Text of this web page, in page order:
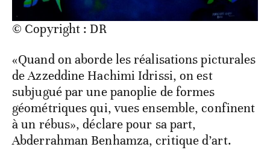
© Copyright : DR
«Quand on aborde les réalisations picturales
de Azzeddine Hachimi Idrissi, on est
subjugué par une panoplie de formes
géométriques qui, vues ensemble, confinent
à un rébus», déclare pour sa part,
Abderrahman Benhamza, critique d’art.